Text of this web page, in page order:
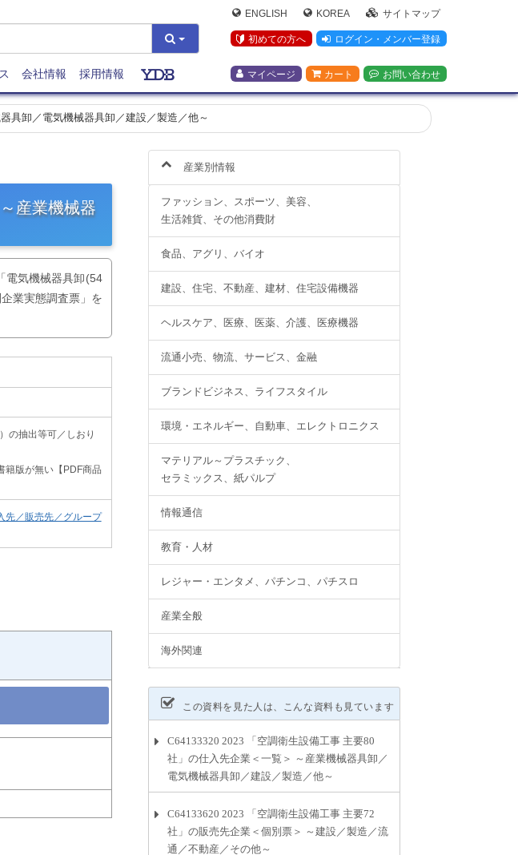
ENGLISH KOREA サイトマップ
初めての方へ ログイン・メンバー登録
マイページ カート お問い合わせ
会社情報 採用情報
具卸／電気機械器具卸／建設／製造／他～
産業機械器
電気機械器具卸(54
業実態調査票」を
の抽出等可／しおり
籍版が無い【PDF商品
先／販売先／グループ
産業別情報
ファッション、スポーツ、美容、
生活雑貨、その他消費財
食品、アグリ、バイオ
建設、住宅、不動産、建材、住宅設備機器
ヘルスケア、医療、医薬、介護、医療機器
流通小売、物流、サービス、金融
ブランドビジネス、ライフスタイル
環境・エネルギー、自動車、エレクトロニクス
マテリアル～プラスチック、
セラミックス、紙パルプ
情報通信
教育・人材
レジャー・エンタメ、パチンコ、パチスロ
産業全般
海外関連
この資料を見た人は、こんな資料も見ています
C64133320 2023 「空調衛生設備工事 主要80
社」の仕入先企業＜一覧＞ ～産業機械器具卸／
電気機械器具卸／建設／製造／他～
C64133620 2023 「空調衛生設備工事 主要72
社」の販売先企業＜個別票＞ ～建設／製造／流
通／不動産／その他～